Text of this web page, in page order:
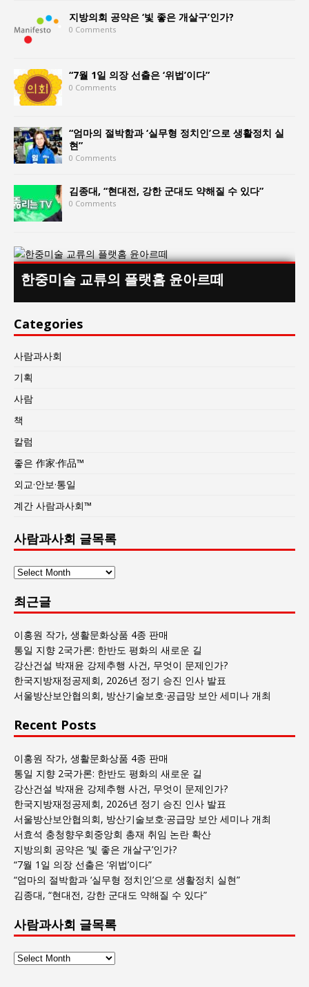
지방의회 공약은 ‘빛 좋은 개살구’인가?
0 Comments
“7월 1일 의장 선출은 ‘위법’이다”
0 Comments
“엄마의 절박함과 ‘실무형 정치인’으로 생활정치 실
현”
0 Comments
김종대, “현대전, 강한 군대도 약해질 수 있다”
0 Comments
한중미술 교류의 플랫홈 윤아르떼
Categories
사람과사회
기획
사람
책
칼럼
좋은 作家·作品™
외교·안보·통일
계간 사람과사회™
사람과사회 글목록
사
과
사
회
글
목
록
최근글
이홍원 작가, 생활문화상품 4종 판매
통일 지향 2국가론: 한반도 평화의 새로운 길
강산건설 박재윤 강제추행 사건, 무엇이 문제인가?
한국지방재정공제회, 2026년 정기 승진 인사 발표
서울방산보안협의회, 방산기술보호·공급망 보안 세미나 개최
Recent Posts
이홍원 작가, 생활문화상품 4종 판매
통일 지향 2국가론: 한반도 평화의 새로운 길
강산건설 박재윤 강제추행 사건, 무엇이 문제인가?
한국지방재정공제회, 2026년 정기 승진 인사 발표
서울방산보안협의회, 방산기술보호·공급망 보안 세미나 개최
서효석 충청향우회중앙회 총재 취임 논란 확산
지방의회 공약은 ‘빛 좋은 개살구’인가?
“7월 1일 의장 선출은 ‘위법’이다”
“엄마의 절박함과 ‘실무형 정치인’으로 생활정치 실현”
김종대, “현대전, 강한 군대도 약해질 수 있다”
사람과사회 글목록
사